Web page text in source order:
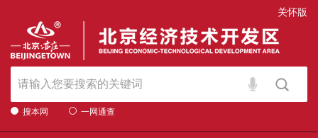
关怀版
搜本网 一网通查